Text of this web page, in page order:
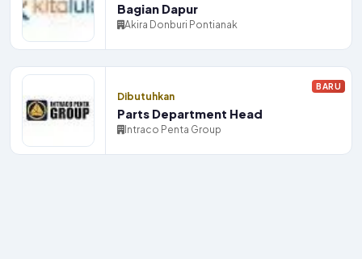
Bagian Dapur
Akira Donburi Pontianak
Dibutuhkan
Parts Department Head
Intraco Penta Group
BARU